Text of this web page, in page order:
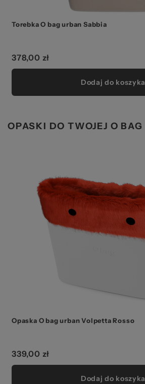
Torebka O bag urban Sabbia
378,00 zł
Dodaj do koszyka
OPASKI DO TWOJEJ O BAG
Opaska O bag urban Volpetta Rosso
339,00 zł
Dodaj do koszyka